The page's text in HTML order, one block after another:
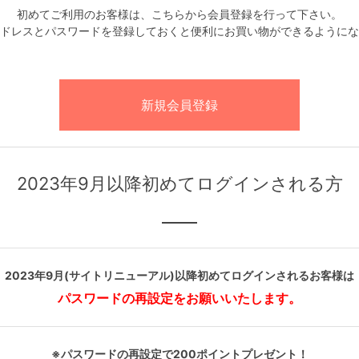
初めてご利用のお客様は、こちらから会員登録を行って下さい。
レスとパスワードを登録しておくと便利にお買い物ができるように
2023年9月以降初めてログインされる方
2023年9月(サイトリニューアル)以降初めてログインされるお客様は
パスワードの再設定をお願いいたします。
※パスワードの再設定で200ポイントプレゼント！